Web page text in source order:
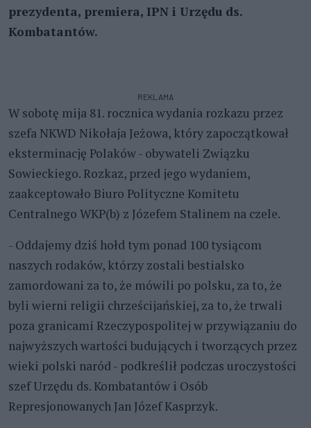
prezydenta, premiera, IPN i Urzędu ds.
Kombatantów.
REKLAMA
W sobotę mija 81. rocznica wydania rozkazu przez
szefa NKWD Nikołaja Jeżowa, który zapoczątkował
eksterminację Polaków - obywateli Związku
Sowieckiego. Rozkaz, przed jego wydaniem,
zaakceptowało Biuro Polityczne Komitetu
Centralnego WKP(b) z Józefem Stalinem na czele.
- Oddajemy dziś hołd tym ponad 100 tysiącom
naszych rodaków, którzy zostali bestialsko
zamordowani za to, że mówili po polsku, za to, że
byli wierni religii chrześcijańskiej, za to, że trwali
poza granicami Rzeczypospolitej w przywiązaniu do
najwyższych wartości budujących i tworzących przez
wieki polski naród - podkreślił podczas uroczystości
szef Urzędu ds. Kombatantów i Osób
Represjonowanych Jan Józef Kasprzyk.